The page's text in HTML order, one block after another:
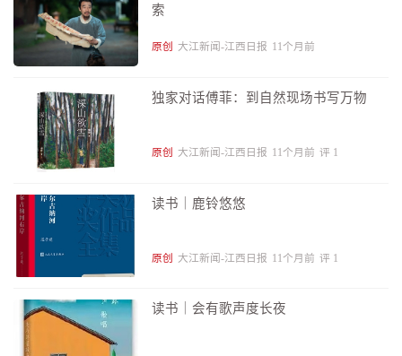
索
原创 大江新闻-江西日报 11个月前
独家对话傅菲：到自然现场书写万物
原创 大江新闻-江西日报 11个月前 评 1
读书｜鹿铃悠悠
原创 大江新闻-江西日报 11个月前 评 1
读书｜会有歌声度长夜